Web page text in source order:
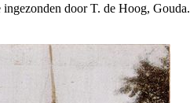
door T. de Hoog, Gouda.